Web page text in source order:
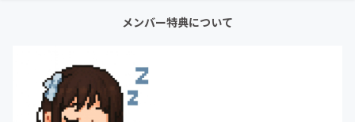
メンバー特典について